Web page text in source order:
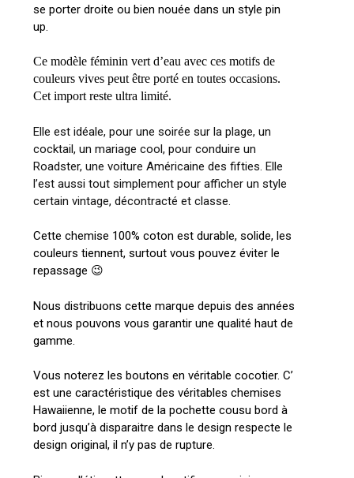
se porter droite ou bien nouée dans un style pin
up.
Ce modèle féminin vert d’eau avec ces motifs de
couleurs vives peut être porté en toutes occasions.
Cet import reste ultra limité.
Elle est idéale, pour une soirée sur la plage, un
cocktail, un mariage cool, pour conduire un
Roadster, une voiture Américaine des fifties. Elle
l’est aussi tout simplement pour afficher un style
certain vintage, décontracté et classe.
Cette chemise 100% coton est durable, solide, les
couleurs tiennent, surtout vous pouvez éviter le
repassage 😉
Nous distribuons cette marque depuis des années
et nous pouvons vous garantir une qualité haut de
gamme.
Vous noterez les boutons en véritable cocotier. C’
est une caractéristique des véritables chemises
Hawaiienne, le motif de la pochette cousu bord à
bord jusqu’à disparaitre dans le design respecte le
design original, il n’y pas de rupture.